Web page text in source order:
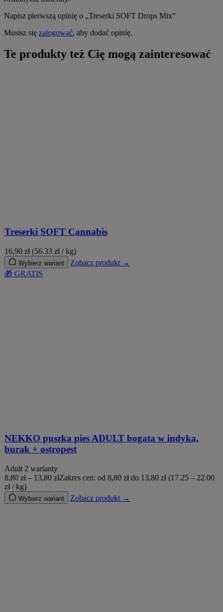
Napisz pierwszą opinię o „Treserki SOFT Drops Mix”
Musisz się zalogować, aby dodać opinię.
Te produkty też Cię mogą zainteresować
Treserki SOFT Cannabis
16,90 zł (56.33 zł / kg)
Wybierz wariant
Zobacz produkt →
🎁 GRATIS
NEKKO puszka pies ADULT bogata w indyka,
burak + ostropest
Adult 2 warianty
8,80 zł – 13,80 złZakres cen: od 8,80 zł do 13,80 zł (17.25 – 22.00
zł / kg)
Wybierz wariant Zobacz produkt →